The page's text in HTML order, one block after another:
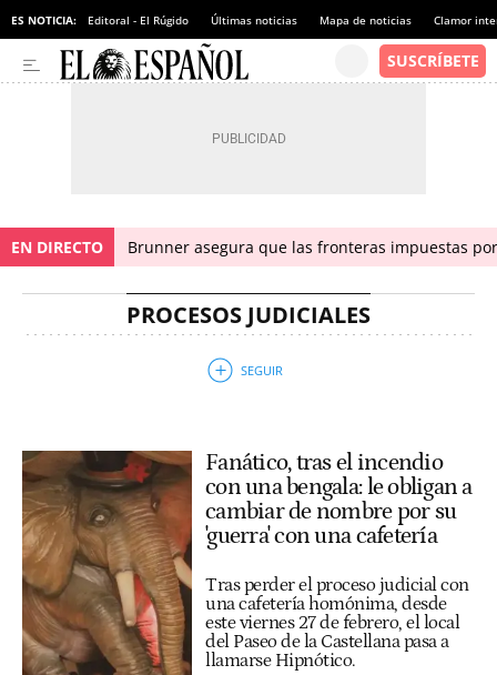
ES NOTICIA: Editoral - El Rúgido Últimas noticias Mapa de noticias Clamor
EN DIRECTO Brunner asegura que las fronteras impuestas
PROCESOS JUDICIALES
Fanático, tras el incendio
con una bengala: le obligan a
cambiar de nombre por su
'guerra' con una cafetería
Tras perder el proceso judicial con
una cafetería homónima, desde
este viernes 27 de febrero, el local
del Paseo de la Castellana pasa a
llamarse Hipnótico.